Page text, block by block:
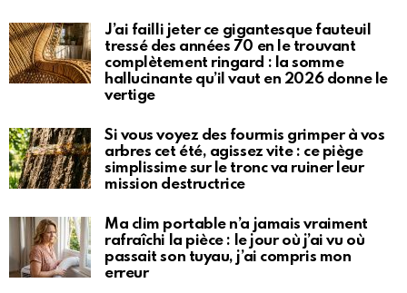
J’ai failli jeter ce gigantesque fauteuil
tressé des années 70 en le trouvant
complètement ringard : la somme
hallucinante qu’il vaut en 2026 donne le
vertige
Si vous voyez des fourmis grimper à vos
arbres cet été, agissez vite : ce piège
simplissime sur le tronc va ruiner leur
mission destructrice
Ma clim portable n’a jamais vraiment
rafraîchi la pièce : le jour où j’ai vu où
passait son tuyau, j’ai compris mon
erreur